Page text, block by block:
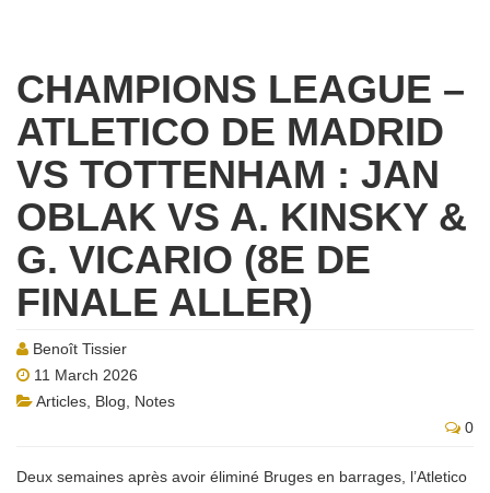
CHAMPIONS LEAGUE –
ATLETICO DE MADRID
VS TOTTENHAM : JAN
OBLAK VS A. KINSKY &
G. VICARIO (8E DE
FINALE ALLER)
Benoît Tissier
11 March 2026
Articles Blog
Notes
0
Deux semaines après avoir éliminé Bruges en barrages, l’Atletico